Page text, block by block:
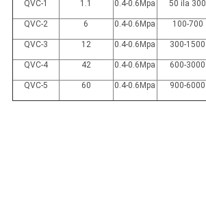
QVC-1 1.1 0.4-0.6Mpa 50 ila 300
QVC-2 6 0.4-0.6Mpa 100-700
QVC-3 12 0.4-0.6Mpa 300-1500
QVC-4 42 0.4-0.6Mpa 600-3000
QVC-5 60 0.4-0.6Mpa 900-6000